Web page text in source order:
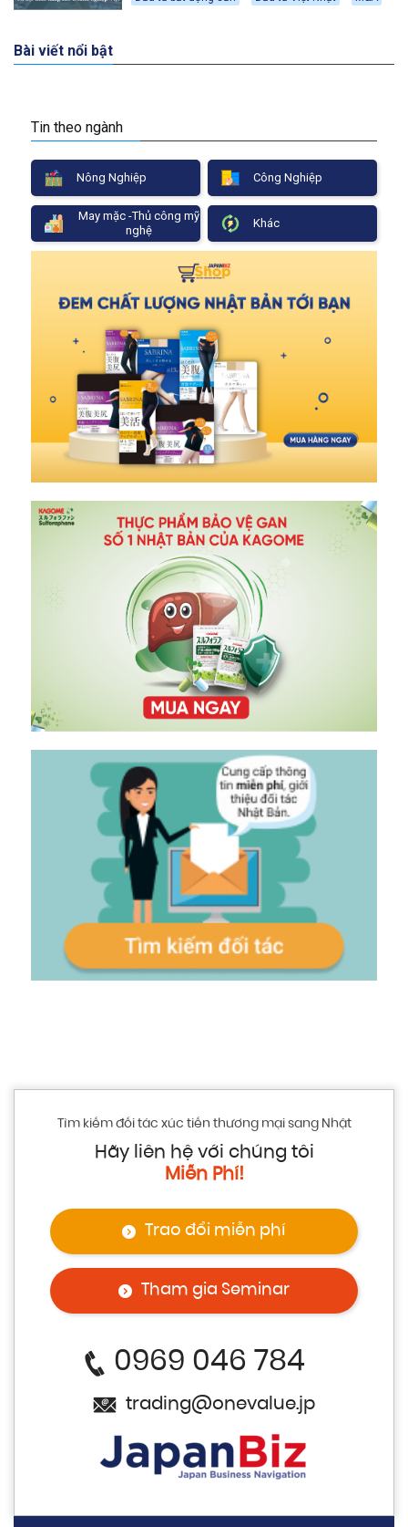
Bài viết nổi bật
Tin theo ngành
Nông Nghiệp Công Nghiệp
May mặc -Thủ công mỹ
nghệ
Khác
Tìm kiếm đối tác xúc tiến thương mại sang Nhật
Hãy liên hệ với chúng tôi
Miễn Phí!
Trao đổi miễn phí
Tham gia Seminar
0969 046 784
trading@onevalue.jp